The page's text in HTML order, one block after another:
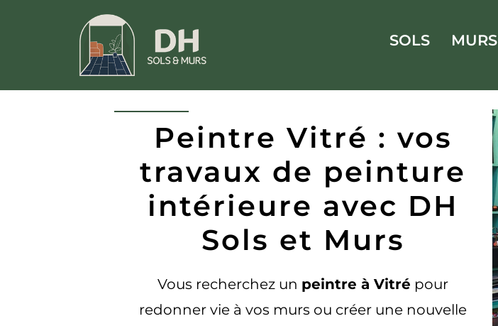
SOLS MURS
Peintre Vitré : vos
travaux de peinture
intérieure avec DH
Sols et Murs
Vous recherchez un peintre à Vitré pour
redonner vie à vos murs ou créer une nouvelle